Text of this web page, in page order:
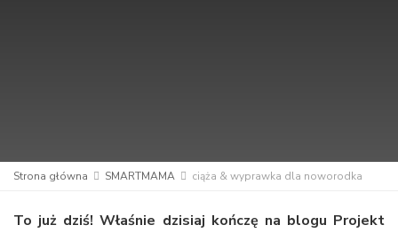
Strona główna SMARTMAMA ciąża & wyprawka dla noworodka
To już dziś! Właśnie dzisiaj kończę na blogu Projekt